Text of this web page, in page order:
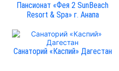
Пансионат «Фея 2 SunBeach
Resort & Spa» г. Анапа
Санаторий «Каспий» Дагестан